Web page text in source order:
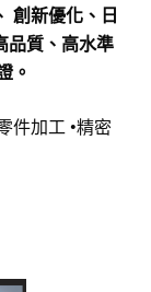
創新優化、日
品質、高水準
。
件加工 •精密